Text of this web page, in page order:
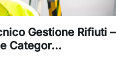
Gestione Rifiuti –
Categor...